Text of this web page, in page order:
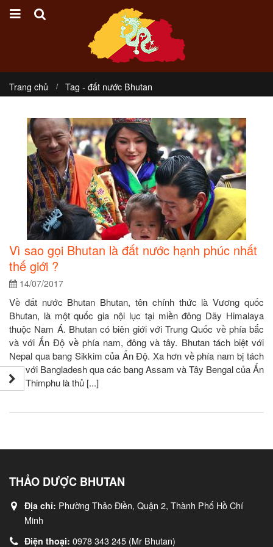
Trang chủ Tag - đất nước Bhutan
Vì sao gọi Bhutan là đất nước hạnh phúc nhất
thế giới ?
14/07/2017
Về đất nước Bhutan Bhutan, tên chính thức là Vương quốc
Bhutan, là một quốc gia nội lục tại miền đông Dãy Himalaya
thuộc Nam Á. Bhutan có biên giới với Trung Quốc về phía bắc
và với Ấn Độ về phía nam, đông và tây. Bhutan tách biệt với
Nepal qua bang Sikkim của Ấn Độ. Xa hơn về phía nam bị tách
biệt với Bangladesh qua các bang Assam và Tây Bengal của Ấn
Độ. Thimphu là thủ [...]
THẢO DƯỢC BHUTAN
Địa chỉ: Phường Thảo Điền, Quận 2, Thành Phố Hồ Chí
Minh
Điện thoại: 0978 343 245 (Mr Bhutan)